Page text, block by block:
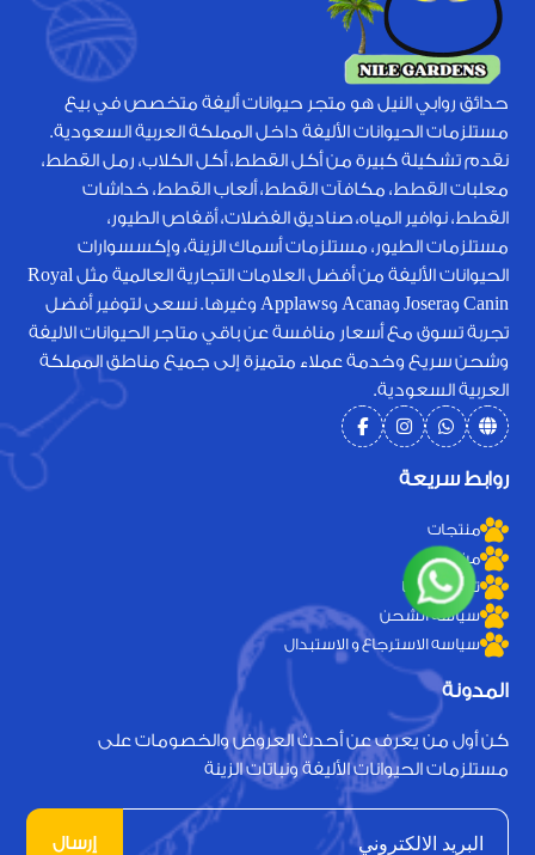
حدائق روابي النيل هو متجر حيوانات أليفة متخصص في بيع
مستلزمات الحيوانات الأليفة داخل المملكة العربية السعودية.
نقدم تشكيلة كبيرة من أكل القطط، أكل الكلاب، رمل القطط،
معلبات القطط، مكافآت القطط، ألعاب القطط، خداشات
القطط، نوافير المياه، صناديق الفضلات، أقفاص الطيور،
مستلزمات الطيور، مستلزمات أسماك الزينة، وإكسسوارات
الحيوانات الأليفة من أفضل العلامات التجارية العالمية مثل Royal
Canin وJosera وAcana وApplaws وغيرها. نسعى لتوفير أفضل
تجربة تسوق مع أسعار منافسة عن باقي متاجر الحيوانات الاليفة
وشحن سريع وخدمة عملاء متميزة إلى جميع مناطق المملكة
العربية السعودية.
روابط سريعة
منتجات
من نحن
تواصل معنا
سياسة الشحن
سياسه الاسترجاع و الاستبدال
المدونة
كن أول من يعرف عن أحدث العروض والخصومات على
مستلزمات الحيوانات الأليفة ونباتات الزينة
إرسال